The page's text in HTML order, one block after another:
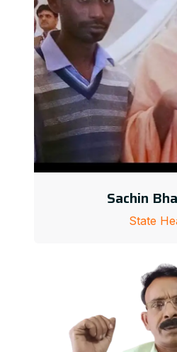
Sachin
State